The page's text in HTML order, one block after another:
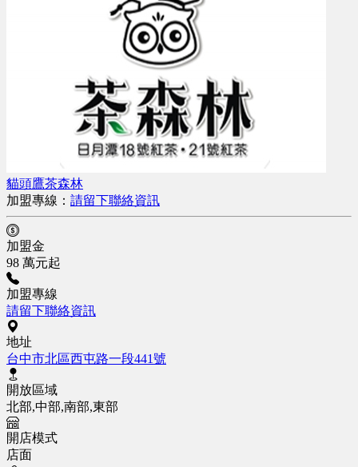
貓頭鷹茶森林
加盟專線： 請留下聯絡資訊
加盟金
98 萬元起
加盟專線
請留下聯絡資訊
地址
台中市北區西屯路一段441號
開放區域
北部,中部,南部,東部
開店模式
店面